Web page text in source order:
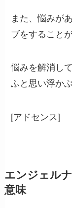
また、悩みが
ブをすること
悩みを解消し
ふと思い浮か
[アドセンス]
エンジェル
意味